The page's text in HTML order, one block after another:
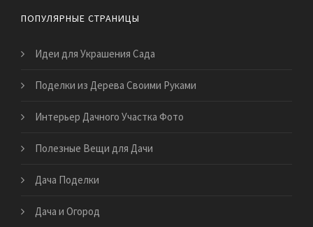
ПОПУЛЯРНЫЕ СТРАНИЦЫ
Идеи для Украшения Сада
Поделки из Дерева Своими Руками
Интерьер Дачного Участка Фото
Полезные Вещи для Дачи
Дача Поделки
Дача и Огород